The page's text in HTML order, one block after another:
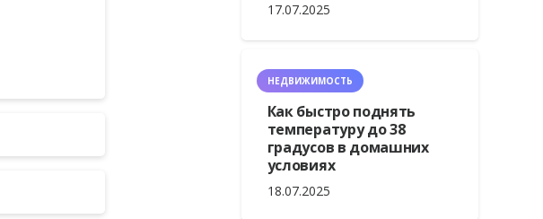
17.07.2025
НЕДВИЖИМОСТЬ
Как быстро поднять
температуру до 38
градусов в домашних
условиях
18.07.2025